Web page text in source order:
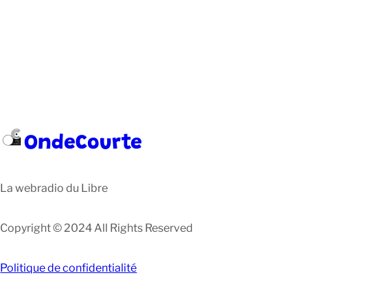
OndeCourte
La webradio du Libre
Copyright © 2024 All Rights Reserved
Politique de confidentialité